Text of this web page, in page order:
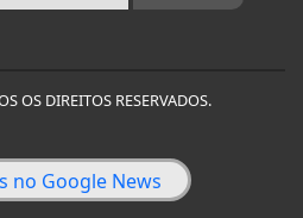
OS DIREITOS RESERVADOS.